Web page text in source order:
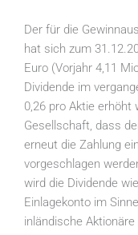
Der für die
hat sich zum
Euro (Vorjahr 4,11
Dividende im
0,26 pro Aktie erhöht
Gesellschaft, dass
erneut die Zahlung
vorgeschlagen
wird die Dividende
Einlagekonto im
inländische